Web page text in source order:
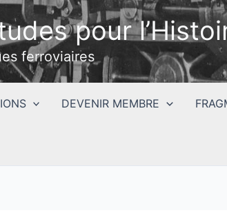
pour
ferroviaires
DEVENIR MEMBRE